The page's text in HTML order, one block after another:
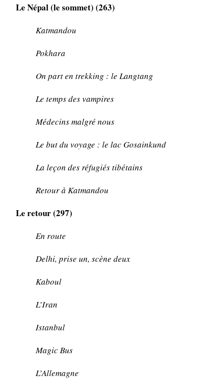
Le Népal (le sommet) (263)
Katmandou
Pokhara
On part en trekking : le Langtang
Le temps des vampires
Médecins malgré nous
Le but du voyage : le lac Gosainkund
La leçon des réfugiés tibétains
Retour à Katmandou
Le retour (297)
En route
Delhi, prise un, scène deux
Kaboul
L’Iran
Istanbul
Magic Bus
L’Allemagne